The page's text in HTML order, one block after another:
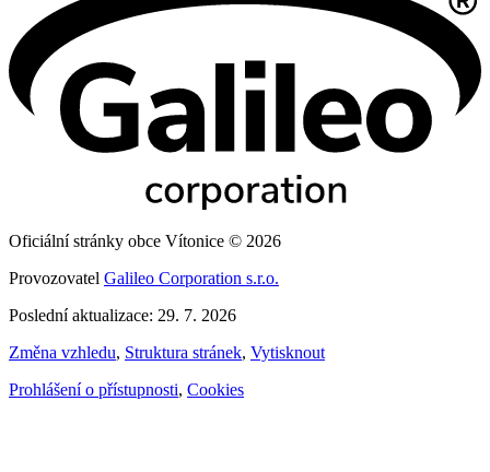
Oficiální stránky obce Vítonice © 2026
Provozovatel Galileo Corporation s.r.o.
Poslední aktualizace: 29. 7. 2026
Změna vzhledu, Struktura stránek, Vytisknout
Prohlášení o přístupnosti, Cookies